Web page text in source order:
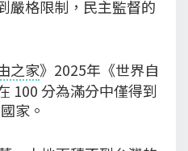
嚴格限制，民主監督的
之家》2025年《世界自
100 分為滿分中僅得到
家。